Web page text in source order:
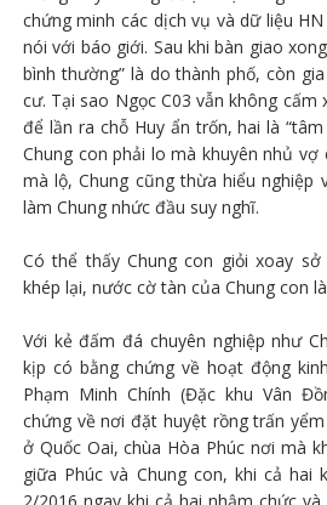
chứng minh các dịch vụ và dữ liệu
nói với báo giới. Sau khi bàn giao
bình thường” là do thành phố, còn
cư. Tại sao Ngọc C03 vẫn không cấm
để lần ra chỗ Huy ẩn trốn, hai là
Chung con phải lo mà khuyên nhủ
mà lộ, Chung cũng thừa hiểu nghiệp
làm Chung nhức đầu suy nghĩ.
Có thể thấy Chung con giỏi xoay
khép lại, nước cờ tàn của Chung con
Với kẻ đấm đá chuyên nghiệp như
kịp có bằng chứng về hoạt động
Phạm Minh Chính (Đặc khu Vân
chứng về nơi đặt huyệt rồng trấn
ở Quốc Oai, chùa Hòa Phúc nơi mà
giữa Phúc và Chung con, khi cả hai
2/2016 ngay khi cả hai nhậm chức